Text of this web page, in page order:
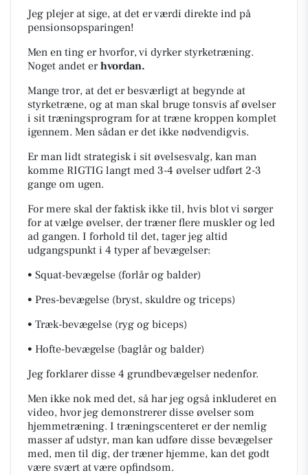
Jeg plejer at sige, at det er værdi direkte ind på
pensionsopsparingen!
Men en ting er hvorfor, vi dyrker styrketræning.
Noget andet erhvordan.
Mange tror, at det er besværligt at begynde at
styrketræne, og at man skal bruge tonsvis af øvelser
i sit træningsprogram for at træne kroppen komplet
igennem. Men sådan er det ikke nødvendigvis.
Er man lidt strategisk i sit øvelsesvalg, kan man
komme RIGTIG langt med 3-4 øvelser udført 2-3
gange om ugen.
For mere skal der faktisk ikke til, hvis blot vi sørger
for at vælge øvelser, der træner flere muskler og led
ad gangen. I forhold til det, tager jeg altid
udgangspunkt i 4 typer af bevægelser:
• Squat-bevægelse (forlår og balder)
• Pres-bevægelse (bryst, skuldre og triceps)
• Træk-bevægelse (ryg og biceps)
• Hofte-bevægelse (baglår og balder)
Jeg forklarer disse 4 grundbevægelser nedenfor.
Men ikke nok med det, så har jeg også inkluderet en
video, hvor jeg demonstrerer disse øvelser som
hjemmetræning. I træningscenteret er der nemlig
masser af udstyr, man kan udføre disse bevægelser
med, men til dig, der træner hjemme, kan det godt
være svært at være opfindsom.